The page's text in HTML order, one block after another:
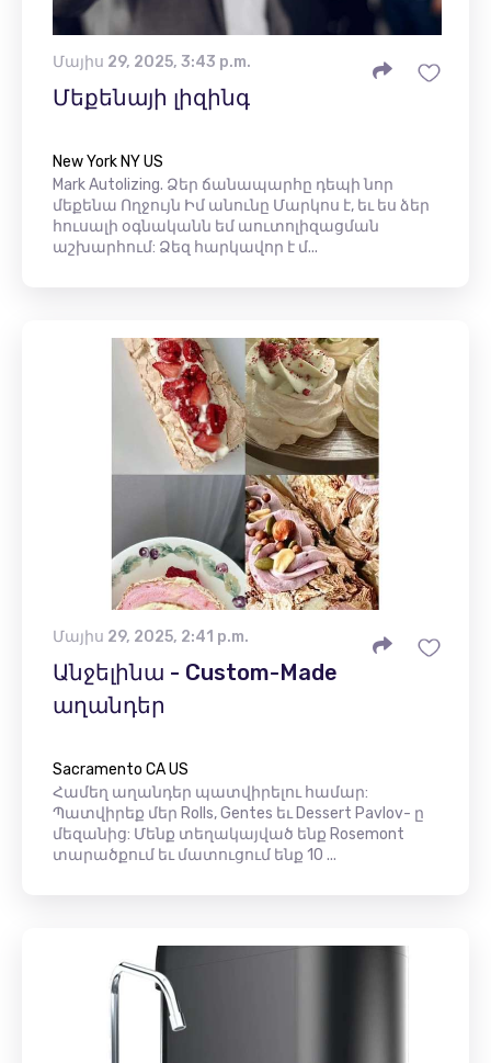
Մայիս 29, 2025, 3:43 p.m.
Մեքենայի լիզինգ
New York NY US
Mark Autolizing. Ձեր ճանապարհը դեպի նոր
մեքենա Ողջույն Իմ անունը Մարկոս ​​է, եւ ես ձեր
հուսալի օգնականն եմ աուտոլիզացման
աշխարհում: Ձեզ հարկավոր է մ...
Մայիս 29, 2025, 2:41 p.m.
Անջելինա - Custom-Made
աղանդեր
Sacramento CA US
Համեղ աղանդեր պատվիրելու համար:
Պատվիրեք մեր Rolls, Gentes եւ Dessert Pavlov- ը
մեզանից: Մենք տեղակայված ենք Rosemont
տարածքում եւ մատուցում ենք 10 ...